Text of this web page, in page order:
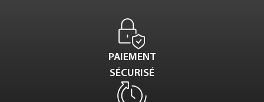
PAIEMENT
SÉCURISÉ